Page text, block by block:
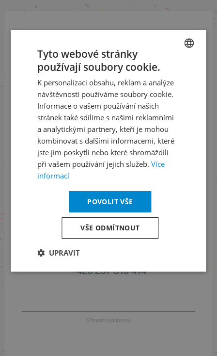
a buďte jako první v obraze
ODEBÍRAT NEWSLETTER
Sledujte nás na sociálních sítích
LinkedInflickr
+420 461 049 232
Informace o programu
+420 257 310 414
S finanční podporou
ENGLISH
Tyto webové stránky
používají soubory cookie.
K personalizaci obsahu, reklam a analýze
návštěvnosti používáme soubory cookie.
Informace o vašem používání našich
stránek také sdílíme s našimi reklamními
a analytickými partnery, kteří je mohou
kombinovat s dalšími informacemi, které
jste jim poskytli nebo které shromáždili
při vašem používání jejich služeb. Více
informací
POVOLIT VŠE
VŠE ODMÍTNOUT
UPRAVIT